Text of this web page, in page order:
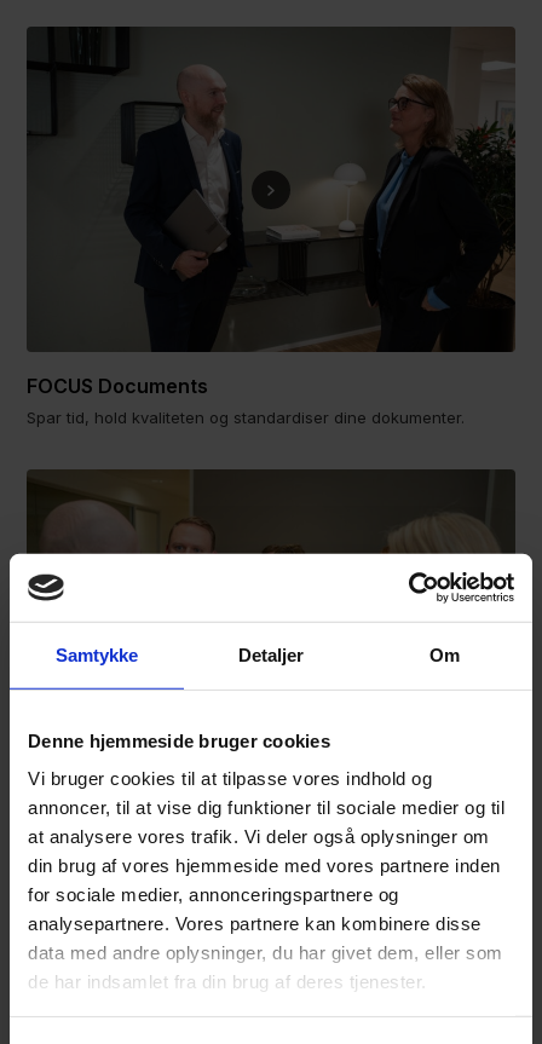
Samtykke Detaljer Om
Denne hjemmeside bruger cookies
Vi bruger cookies til at tilpasse vores indhold og
annoncer, til at vise dig funktioner til sociale medier og til
at analysere vores trafik. Vi deler også oplysninger om
din brug af vores hjemmeside med vores partnere inden
for sociale medier, annonceringspartnere og
analysepartnere. Vores partnere kan kombinere disse
data med andre oplysninger, du har givet dem, eller som
de har indsamlet fra din brug af deres tjenester.
FOCUS Documents
Spar tid, hold kvaliteten og standardiser dine dokumenter.
FOCUS Share
Et sikkert og professionelt miljø til samarbejde og
bestyrelsesrum.